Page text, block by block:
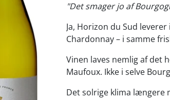
"Det smager jo af
Ja, Horizon du Sud
Chardonnay – i samme
Vinen laves nemlig af det
Maufoux. Ikke i selve
Det solrige klima længere